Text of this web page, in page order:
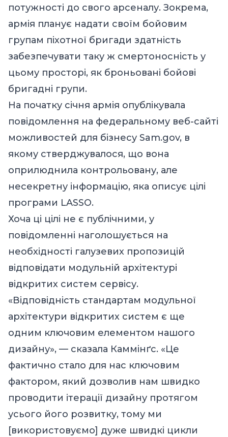
потужності до свого арсеналу. Зокрема,
армія планує надати своїм бойовим
групам піхотної бригади здатність
забезпечувати таку ж смертоносність у
цьому просторі, як броньовані бойові
бригадні групи.
На початку січня армія опублікувала
повідомлення на федеральному веб-сайті
можливостей для бізнесу Sam.gov, в
якому стверджувалося, що вона
оприлюднила контрольовану, але
несекретну інформацію, яка описує цілі
програми LASSO.
Хоча ці цілі не є публічними, у
повідомленні наголошується на
необхідності галузевих пропозицій
відповідати модульній архітектурі
відкритих систем сервісу.
«Відповідність стандартам модульної
архітектури відкритих систем є ще
одним ключовим елементом нашого
дизайну», — сказала Каммінґс. «Це
фактично стало для нас ключовим
фактором, який дозволив нам швидко
проводити ітерації дизайну протягом
усього його розвитку, тому ми
[використовуємо] дуже швидкі цикли